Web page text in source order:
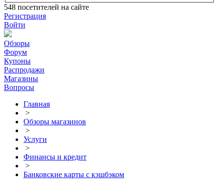
548 посетителей на сайте
Регистрация
Войти
Обзоры
Форум
Купоны
Распродажи
Магазины
Вопросы
Главная
>
Обзоры магазинов
>
Услуги
>
Финансы и кредит
>
Банковские карты с кэшбэком